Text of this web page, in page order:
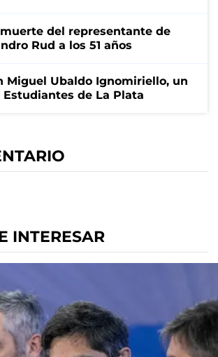
del representante de
Rud a los 51 años
Miguel Ubaldo Ignomiriello, un
de La Plata
INTERESAR